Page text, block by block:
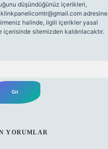
düşündüğünüz içerikleri,
adresine
halinde, ilgili içerikler yasal
içerisinde sitemizden kaldırılacaktır.
YORUMLAR